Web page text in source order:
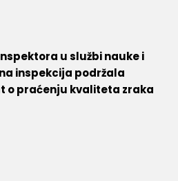
u službi nauke i
inspekcija podržala
o praćenju kvaliteta zraka